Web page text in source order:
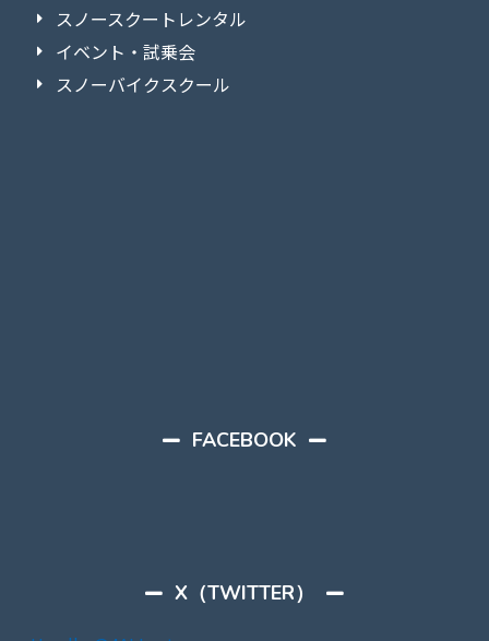
スノースクートレンタル
イベント・試乗会
スノーバイクスクール
FACEBOOK
X（TWITTER）